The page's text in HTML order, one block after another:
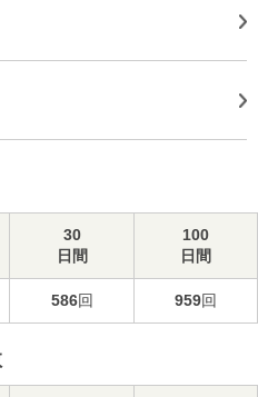
30
日間
100
日間
586回 959回